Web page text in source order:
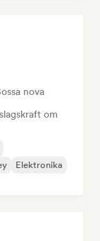
nova
om
Elektronika